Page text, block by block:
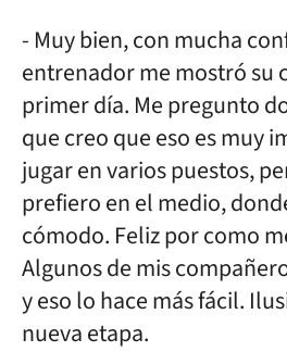
- Muy bien, con mucha
entrenador me mostró su
primer día. Me pregunto
que creo que eso es muy
jugar en varios puestos,
prefiero en el medio,
cómodo. Feliz por como
Algunos de mis
y eso lo hace más fácil.
nueva etapa.